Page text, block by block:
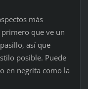
más
que ve un
así que
posible. Puede
en negrita como la